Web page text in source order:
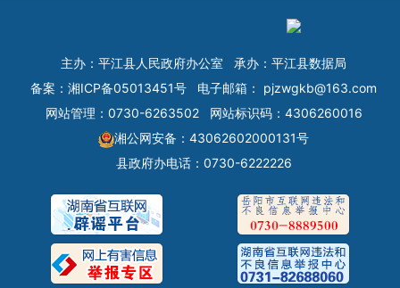
主办：平江县人民政府办公室
承办：平江县数据局
备案： 湘ICP备05013451号 电子邮箱： pjzwgkb@163.com
网站管理：0730-6263502
网站标识码：4306260016
湘公网安备：43062602000131号
县政府办电话：0730-6222226